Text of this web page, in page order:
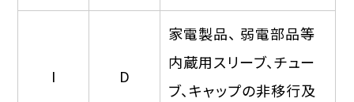
I D
家電製品、 弱電部品等
内蔵用スリーブ、チュー
ブ、キャップの非移行及